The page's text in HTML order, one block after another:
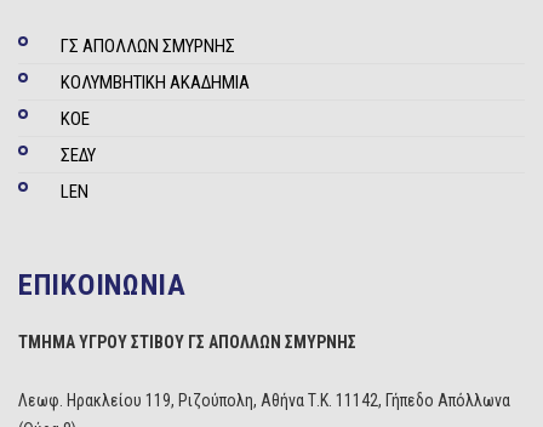
ΓΣ ΑΠΟΛΛΩΝ ΣΜΥΡΝΗΣ
ΚΟΛΥΜΒΗΤΙΚΗ ΑΚΑΔΗΜΙΑ
ΚΟΕ
ΣΕΔΥ
LEN
ΕΠΙΚΟΙΝΩΝΙΑ
ΤΜΗΜΑ ΥΓΡΟΥ ΣΤΙΒΟΥ ΓΣ ΑΠΟΛΛΩΝ ΣΜΥΡΝΗΣ
Λεωφ. Ηρακλείου 119, Ριζούπολη, Αθήνα Τ.Κ. 11142, Γήπεδο Απόλλωνα